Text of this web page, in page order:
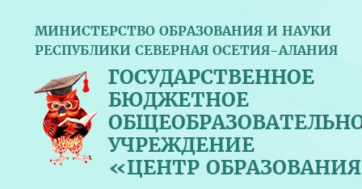
МИНИСТЕРСТВО ОБРАЗОВАНИЯ И НАУКИ
РЕСПУБЛИКИ СЕВЕРНАЯ ОСЕТИЯ-АЛАНИЯ
ГОСУДАРСТВЕННОЕ
БЮДЖЕТНОЕ
УЧРЕЖДЕНИЕ
«ЦЕНТР